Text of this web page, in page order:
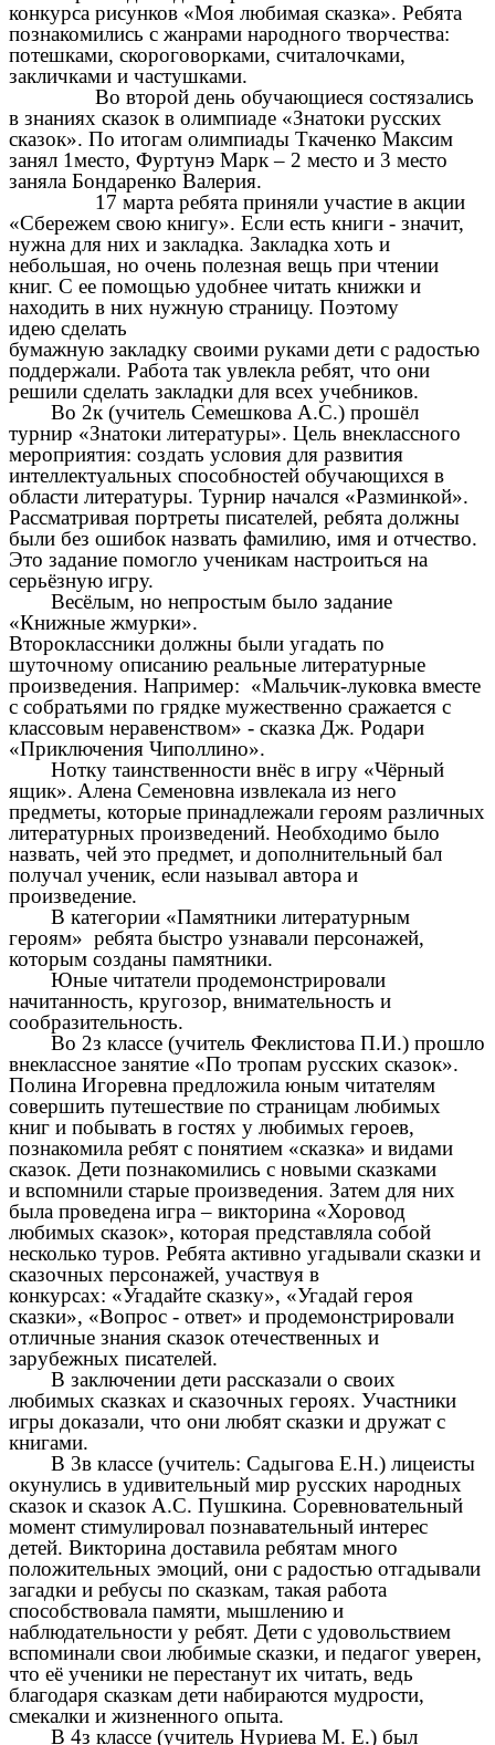
конкурса рисунков «Моя любимая сказка». Ребята
познакомились с жанрами народного творчества:
потешками, скороговорками, считалочками,
закличками и частушками.
Во второй день обучающиеся состязались
в знаниях сказок в олимпиаде «Знатоки русских
сказок». По итогам олимпиады Ткаченко Максим
занял 1место, Фуртунэ Марк – 2 место и 3 место
заняла Бондаренко Валерия.
17 марта ребята приняли участие в акции
«Сбережем свою книгу». Если есть книги - значит,
нужна для них и закладка. Закладка хоть и
небольшая, но очень полезная вещь при чтении
книг. С ее помощью удобнее читать книжки и
находить в них нужную страницу. Поэтому
идею сделать
бумажную закладку своими руками дети с радостью
поддержали. Работа так увлекла ребят, что они
решили сделать закладки для всех учебников.
Во 2к (учитель Семешкова А.С.) прошёл
турнир «Знатоки литературы». Цель внеклассного
мероприятия: создать условия для развития
интеллектуальных способностей обучающихся в
области литературы. Турнир начался «Разминкой».
Рассматривая портреты писателей, ребята должны
были без ошибок назвать фамилию, имя и отчество.
Это задание помогло ученикам настроиться на
серьёзную игру.
Весёлым, но непростым было задание
«Книжные жмурки».
Второклассники должны были угадать по
шуточному описанию реальные литературные
произведения. Например: «Мальчик-луковка вместе
с собратьями по грядке мужественно сражается с
классовым неравенством» - сказка Дж. Родари
«Приключения Чиполлино».
Нотку таинственности внёс в игру «Чёрный
ящик». Алена Семеновна извлекала из него
предметы, которые принадлежали героям различных
литературных произведений. Необходимо было
назвать, чей это предмет, и дополнительный бал
получал ученик, если называл автора и
произведение.
В категории «Памятники литературным
героям» ребята быстро узнавали персонажей,
которым созданы памятники.
Юные читатели продемонстрировали
начитанность, кругозор, внимательность и
сообразительность.
Во 2з классе (учитель Феклистова П.И.) прошло
внеклассное занятие «По тропам русских сказок».
Полина Игоревна предложила юным читателям
совершить путешествие по страницам любимых
книг и побывать в гостях у любимых героев,
познакомила ребят с понятием «сказка» и видами
сказок. Дети познакомились с новыми сказками
и вспомнили старые произведения. Затем для них
была проведена игра – викторина «Хоровод
любимых сказок», которая представляла собой
несколько туров. Ребята активно угадывали сказки и
сказочных персонажей, участвуя в
конкурсах: «Угадайте сказку», «Угадай героя
сказки», «Вопрос - ответ» и продемонстрировали
отличные знания сказок отечественных и
зарубежных писателей.
В заключении дети рассказали о своих
любимых сказках и сказочных героях. Участники
игры доказали, что они любят сказки и дружат с
книгами.
В 3в классе (учитель: Садыгова Е.Н.) лицеисты
окунулись в удивительный мир русских народных
сказок и сказок А.С. Пушкина. Соревновательный
момент стимулировал познавательный интерес
детей. Викторина доставила ребятам много
положительных эмоций, они с радостью отгадывали
загадки и ребусы по сказкам, такая работа
способствовала памяти, мышлению и
наблюдательности у ребят. Дети с удовольствием
вспоминали свои любимые сказки, и педагог уверен,
что её ученики не перестанут их читать, ведь
благодаря сказкам дети набираются мудрости,
смекалки и жизненного опыта.
В 4з классе (учитель Нуриева М. Е.) был